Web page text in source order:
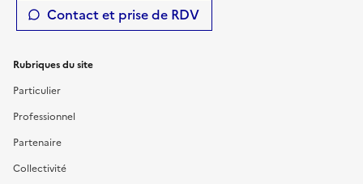
Contact et prise de RDV
Rubriques du site
Particulier
Professionnel
Partenaire
Collectivité